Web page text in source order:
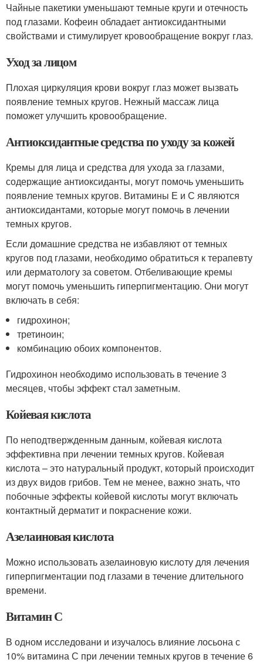
Чайные пакетики уменьшают темные круги и отечность
под глазами. Кофеин обладает антиоксидантными
свойствами и стимулирует кровообращение вокруг глаз.
Уход за лицом
Плохая циркуляция крови вокруг глаз может вызвать
появление темных кругов. Нежный массаж лица
поможет улучшить кровообращение.
Антиоксидантные средства по уходу за кожей
Кремы для лица и средства для ухода за глазами,
содержащие антиоксиданты, могут помочь уменьшить
появление темных кругов. Витамины Е и С являются
антиоксидантами, которые могут помочь в лечении
темных кругов.
Если домашние средства не избавляют от темных
кругов под глазами, необходимо обратиться к терапевту
или дерматологу за советом. Отбеливающие кремы
могут помочь уменьшить гиперпигментацию. Они могут
включать в себя:
гидрохинон;
третиноин;
комбинацию обоих компонентов.
Гидрохинон необходимо использовать в течение 3
месяцев, чтобы эффект стал заметным.
Койевая кислота
По неподтвержденным данным, койевая кислота
эффективна при лечении темных кругов. Койевая
кислота – это натуральный продукт, который происходит
из двух видов грибов. Тем не менее, важно знать, что
побочные эффекты койевой кислоты могут включать
контактный дерматит и покраснение кожи.
Азелаиновая кислота
Можно использовать азелаиновую кислоту для лечения
гиперпигментации под глазами в течение длительного
времени.
Витамин С
В одном исследовани и изучалось влияние лосьона с
10% витамина С при лечении темных кругов в течение 6